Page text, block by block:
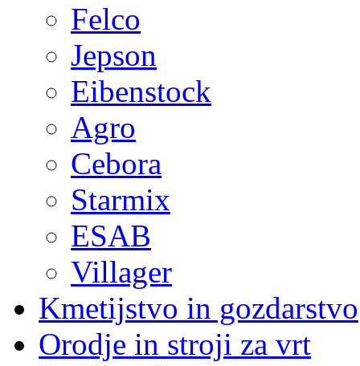
Felco
Jepson
Eibenstock
Agro
Cebora
Starmix
ESAB
Villager
Kmetijstvo in gozdarstvo
Orodje in stroji za vrt